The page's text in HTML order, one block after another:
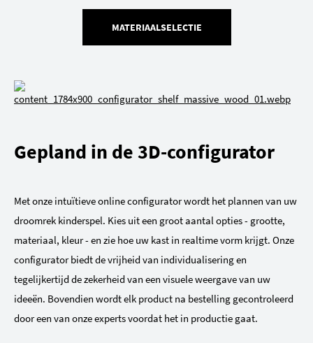
MATERIAALSELECTIE
Gepland in de 3D-configurator
Met onze intuïtieve online configurator wordt het plannen van uw
droomrek kinderspel. Kies uit een groot aantal opties - grootte,
materiaal, kleur - en zie hoe uw kast in realtime vorm krijgt. Onze
configurator biedt de vrijheid van individualisering en
tegelijkertijd de zekerheid van een visuele weergave van uw
ideeën. Bovendien wordt elk product na bestelling gecontroleerd
door een van onze experts voordat het in productie gaat.